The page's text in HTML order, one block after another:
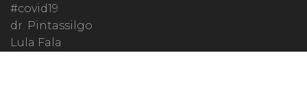
#covid19
dr. Pintassilgo
Lula Fala